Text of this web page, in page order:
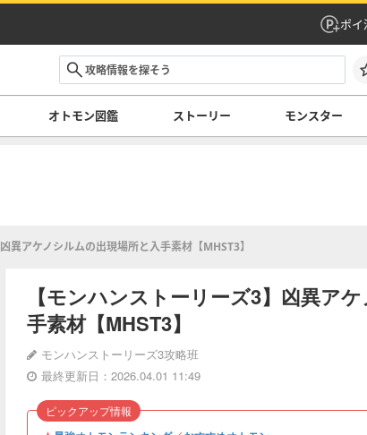
ポイ
オトモン図鑑 ストーリー モンスター
凶異アケノシルムの出現場所と入手素材【MHST3】
【モンハンストーリーズ3】凶異ア
手素材【MHST3】
モンハンストーリーズ3攻略班
最終更新日：2026.04.01 11:49
ピックアップ情報